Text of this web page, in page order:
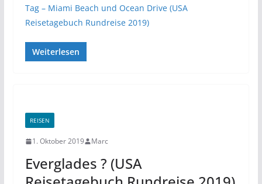
Tag – Miami Beach und Ocean Drive (USA
Reisetagebuch Rundreise 2019)
Weiterlesen
REISEN
1. Oktober 2019 Marc
Everglades ? (USA